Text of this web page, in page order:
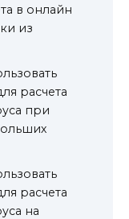
в онлайн
из
расчета
при
расчета
на